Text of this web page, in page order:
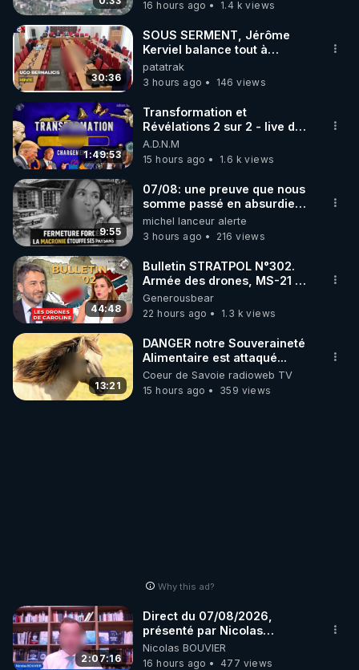
code : REGENERE10
▶ 30 jours gratuit sur l’application de méditation et
de bien-être ENVOL :
Rendez-vous sur https://www.envol.app/code
le code : REGENERE
ukrainienne
16 hours ago
1.4 k views
30:36
SOUS SERMENT, Jérôme
Kerviel balance tout à
l'Assemblée !
patatrak
3 hours ago
146 views
1:49:53
Transformation et
Révélations 2 sur 2 - live du
07/08/26
A.D.N.M
15 hours ago
1.6 k views
9:55
07/08: une preuve que nous
somme passé en absurdie
une dictature qui veut faire
taire ses opposant !
michel lanceur alerte
3 hours ago
216 views
44:48
Bulletin STRATPOL N°302.
Armée des drones, MS-21 en
série, missiles coréens.
07.08.2026.
Generousbear
22 hours ago
1.3 k views
13:21
DANGER notre Souveraineté
Alimentaire est attaqué...
Coeur de Savoie radioweb TV
15 hours ago
359 views
Why this ad?
2:07:16
Direct du 07/08/2026,
présenté par Nicolas
BOUVIER
Nicolas BOUVIER
16 hours ago
477 views